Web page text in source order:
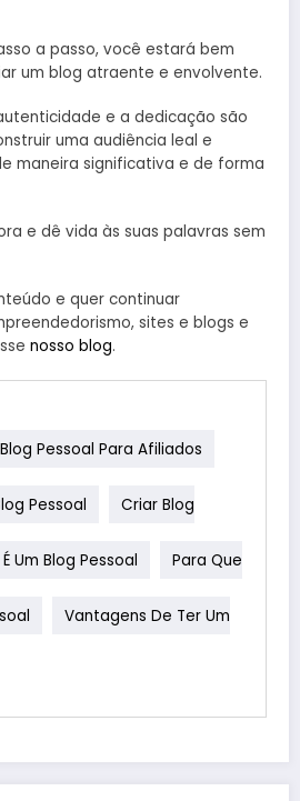
a passo, você estará bem
um blog atraente e envolvente.
e a dedicação são
uma audiência leal e
maneira significativa e de forma
e dê vida às suas palavras sem
e quer continuar
sites e blogs e
nosso blog.
Blog Pessoal Para Afiliados
Pessoal Criar Blog
Um Blog Pessoal Para Que
Vantagens De Ter Um